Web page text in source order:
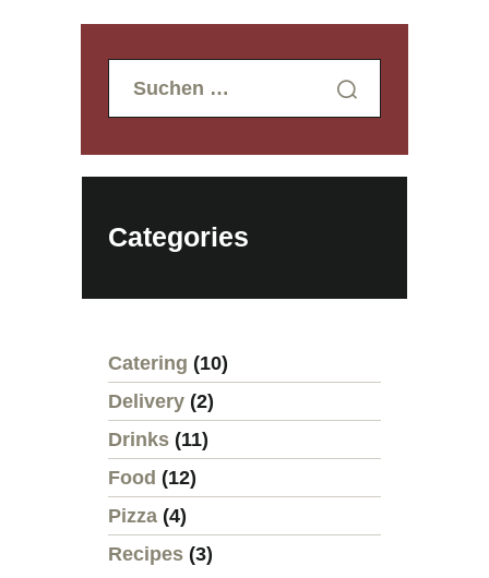
nach:
Categories
Catering (10)
Delivery (2)
Drinks (11)
Food (12)
Pizza (4)
Recipes (3)